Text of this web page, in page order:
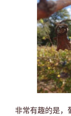
非常有趣的是，